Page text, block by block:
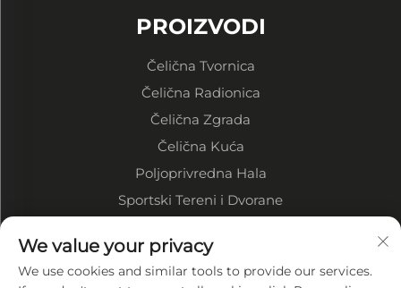
PROIZVODI
Čelična Tvornica
Čelična Radionica
Čelična Zgrada
Čelična Kuća
Poljoprivredna Hala
Sportski Tereni i Dvorane
O tvrtki
We value your privacy
We use cookies and similar tools to provide our services.